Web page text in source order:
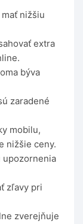
nižšiu
extra
býva
zaradené
mobilu,
nižšie ceny.
upozornenia
zľavy pri
zverejňuje